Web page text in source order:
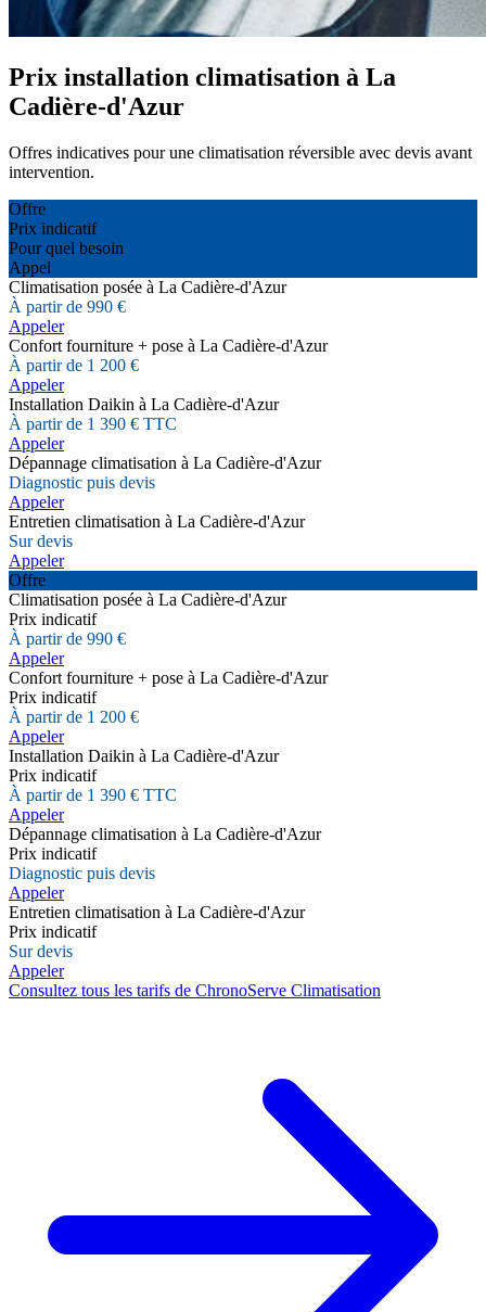
Prix installation climatisation à La
Cadière-d'Azur
Offres indicatives pour une climatisation réversible avec devis avant
intervention.
Offre
Prix indicatif
Pour quel besoin
Appel
Climatisation posée à La Cadière-d'Azur
À partir de 990 €
Appeler
Confort fourniture + pose à La Cadière-d'Azur
À partir de 1 200 €
Appeler
Installation Daikin à La Cadière-d'Azur
À partir de 1 390 € TTC
Appeler
Dépannage climatisation à La Cadière-d'Azur
Diagnostic puis devis
Appeler
Entretien climatisation à La Cadière-d'Azur
Sur devis
Appeler
Offre
Climatisation posée à La Cadière-d'Azur
Prix indicatif
À partir de 990 €
Appeler
Confort fourniture + pose à La Cadière-d'Azur
Prix indicatif
À partir de 1 200 €
Appeler
Installation Daikin à La Cadière-d'Azur
Prix indicatif
À partir de 1 390 € TTC
Appeler
Dépannage climatisation à La Cadière-d'Azur
Prix indicatif
Diagnostic puis devis
Appeler
Entretien climatisation à La Cadière-d'Azur
Prix indicatif
Sur devis
Appeler
Consultez tous les tarifs de ChronoServe Climatisation